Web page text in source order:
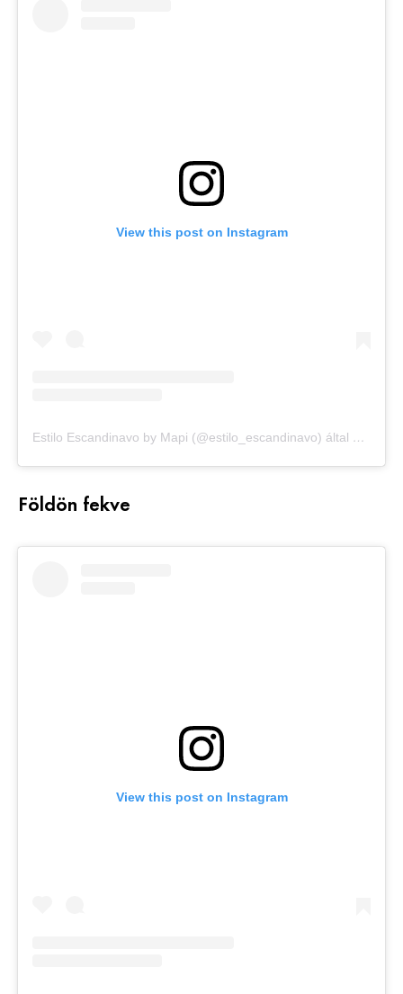
View this post on Instagram
Estilo Escandinavo by Mapi (@estilo_escandinavo) által megosztott bejegyzés
Földön fekve
View this post on Instagram